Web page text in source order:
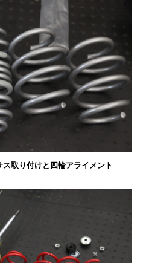
取り付けと四輪アライメント